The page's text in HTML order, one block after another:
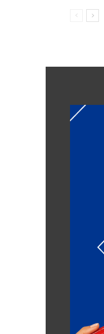
Alegoria
Ala